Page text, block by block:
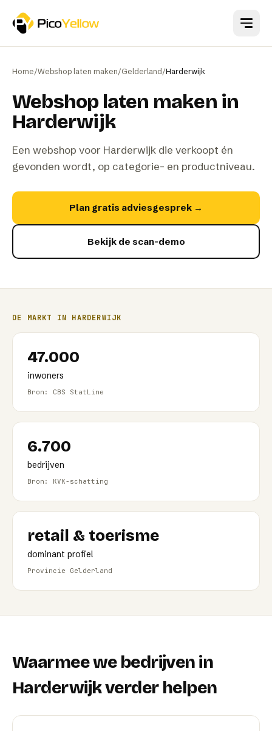
Home/Webshop laten maken/Gelderland /Harderwijk
Webshop laten maken in
Harderwijk
Een webshop voor Harderwijk die verkoopt én
gevonden wordt, op categorie- en productniveau.
Plan gratis adviesgesprek →
Bekijk de scan-demo
DE MARKT IN HARDERWIJK
47.000
inwoners
Bron: CBS StatLine
6.700
bedrijven
Bron: KVK-schatting
retail & toerisme
dominant profiel
Provincie Gelderland
Waarmee we bedrijven in
Harderwijkverder helpen